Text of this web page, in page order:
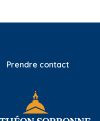
Prendre contact